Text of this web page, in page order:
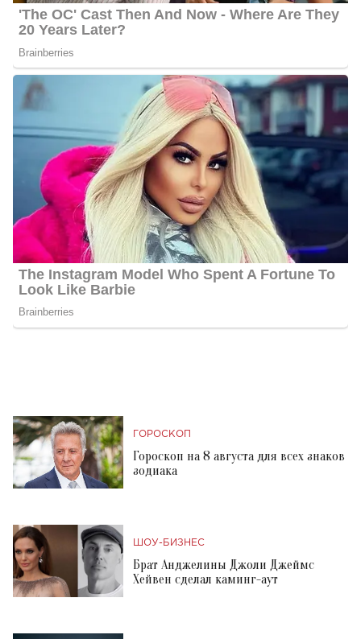
ГОРОСКОП
Гороскоп на 8 августа для всех знаков
зодиака
ШОУ-БИЗНЕС
Брат Анджелины Джоли Джеймс
Хейвен сделал каминг-аут